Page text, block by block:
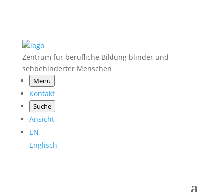
Zentrum für berufliche Bildung blinder und
sehbehinderter Menschen
Menü
Kontakt
Suche
Ansicht
EN
Englisch